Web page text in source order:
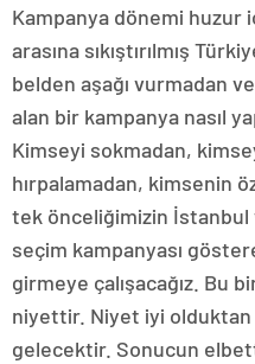
Kampanya dönemi huzur
arasına sıkıştırılmış
belden aşağı vurmadan
alan bir kampanya nasıl
Kimseyi sokmadan,
hırpalamadan, kimsenin
tek önceliğimizin İstanbul
seçim kampanyası
girmeye çalışacağız. Bu
niyettir. Niyet iyi
gelecektir. Sonucun